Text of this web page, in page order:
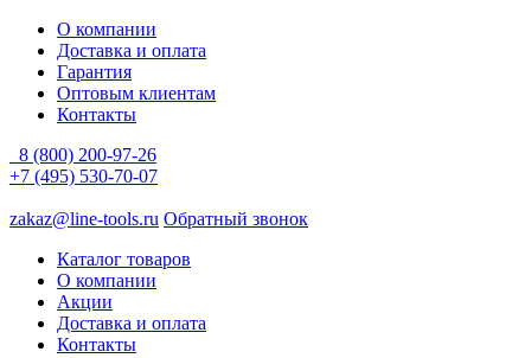
О компании
Доставка и оплата
Гарантия
Оптовым клиентам
Контакты
8 (800) 200-97-26
+7 (495) 530-70-07
zakaz@line-tools.ru Обратный звонок
Каталог товаров
О компании
Акции
Доставка и оплата
Контакты